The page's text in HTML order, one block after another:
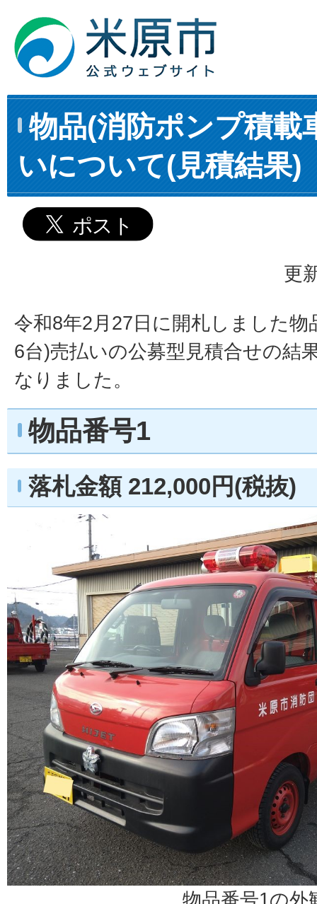
物品(消防ポンプ積載
いについて(見積結果)
更
令和8年2月27日に開札しました物
6台)売払いの公募型見積合せの結
なりました。
物品番号1
落札金額 212,000円(税抜)
物品番号1の外